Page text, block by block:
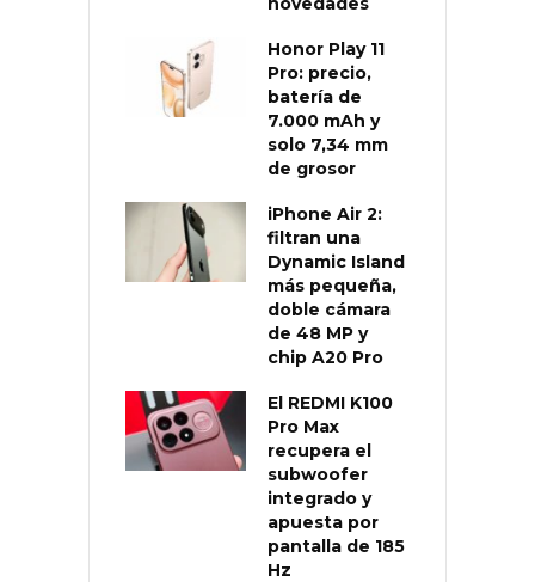
Honor Play 11
Pro: precio,
batería de
7.000 mAh y
solo 7,34 mm
de grosor
iPhone Air 2:
filtran una
Dynamic Island
más pequeña,
doble cámara
de 48 MP y
chip A20 Pro
El REDMI K100
Pro Max
recupera el
subwoofer
integrado y
apuesta por
pantalla de 185
Hz